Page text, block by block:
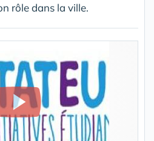
rôle dans la ville.